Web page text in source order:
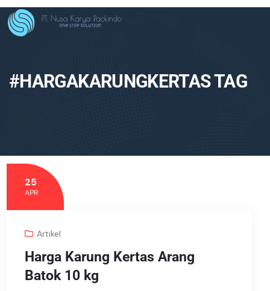
#HARGAKARUNGKERTAS TAG
25
APR
Artikel
Harga Karung Kertas Arang
Batok 10 kg